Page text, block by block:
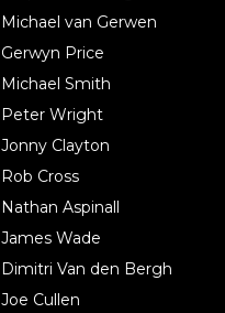
Michael van Gerwen
Gerwyn Price
Michael Smith
Peter Wright
Jonny Clayton
Rob Cross
Nathan Aspinall
James Wade
Dimitri Van den Bergh
Joe Cullen